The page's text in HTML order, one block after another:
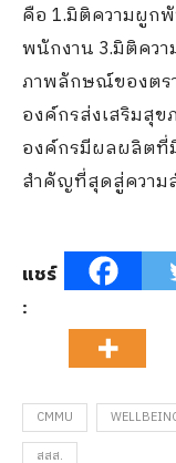
คือ 1.มิติความผูก
พนักงาน 3.มิติคว
ภาพลักษณ์ของตร
องค์กรส่งเสริมสุข
องค์กรมีผลผลิตที่
สำคัญที่สุดสู่ความ
แชร์
:
CMMU
สสส.